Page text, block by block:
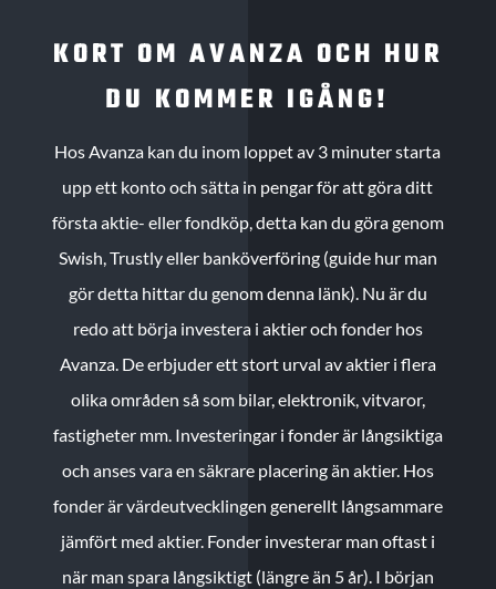
KORT OM AVANZA OCH HUR
DU KOMMER IGÅNG!
Hos Avanza kan du inom loppet av 3 minuter starta
upp ett konto och sätta in pengar för att göra ditt
första aktie- eller fondköp, detta kan du göra genom
Swish, Trustly eller banköverföring (guide hur man
gör detta hittar du genom denna länk). Nu är du
redo att börja investera i aktier och fonder hos
Avanza. De erbjuder ett stort urval av aktier i flera
olika områden så som bilar, elektronik, vitvaror,
fastigheter mm. Investeringar i fonder är långsiktiga
och anses vara en säkrare placering än aktier. Hos
fonder är värdeutvecklingen generellt långsammare
jämfört med aktier. Fonder investerar man oftast i
när man spara långsiktigt (längre än 5 år). I början